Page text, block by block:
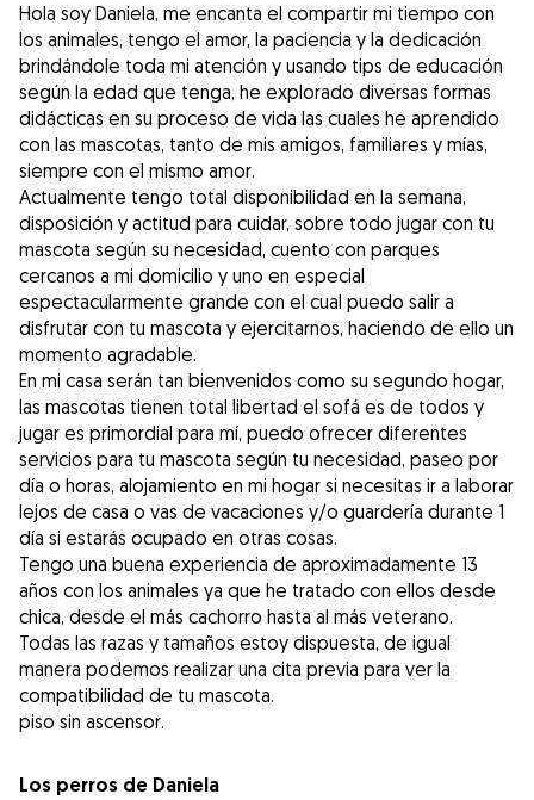
Hola soy Daniela, me encanta el compartir mi tiempo con
los animales, tengo el amor, la paciencia y la dedicación
brindándole toda mi atención y usando tips de educación
según la edad que tenga, he explorado diversas formas
didácticas en su proceso de vida las cuales he aprendido
con las mascotas, tanto de mis amigos, familiares y mías,
siempre con el mismo amor.
Actualmente tengo total disponibilidad en la semana,
disposición y actitud para cuidar, sobre todo jugar con tu
mascota según su necesidad, cuento con parques
cercanos a mi domicilio y uno en especial
espectacularmente grande con el cual puedo salir a
disfrutar con tu mascota y ejercitarnos, haciendo de ello un
momento agradable.
En mi casa serán tan bienvenidos como su segundo hogar,
las mascotas tienen total libertad el sofá es de todos y
jugar es primordial para mí, puedo ofrecer diferentes
servicios para tu mascota según tu necesidad, paseo por
día o horas, alojamiento en mi hogar si necesitas ir a laborar
lejos de casa o vas de vacaciones y/o guardería durante 1
día si estarás ocupado en otras cosas.
Tengo una buena experiencia de aproximadamente 13
años con los animales ya que he tratado con ellos desde
chica, desde el más cachorro hasta al más veterano.
Todas las razas y tamaños estoy dispuesta, de igual
manera podemos realizar una cita previa para ver la
compatibilidad de tu mascota.
piso sin ascensor.
Los perros de Daniela